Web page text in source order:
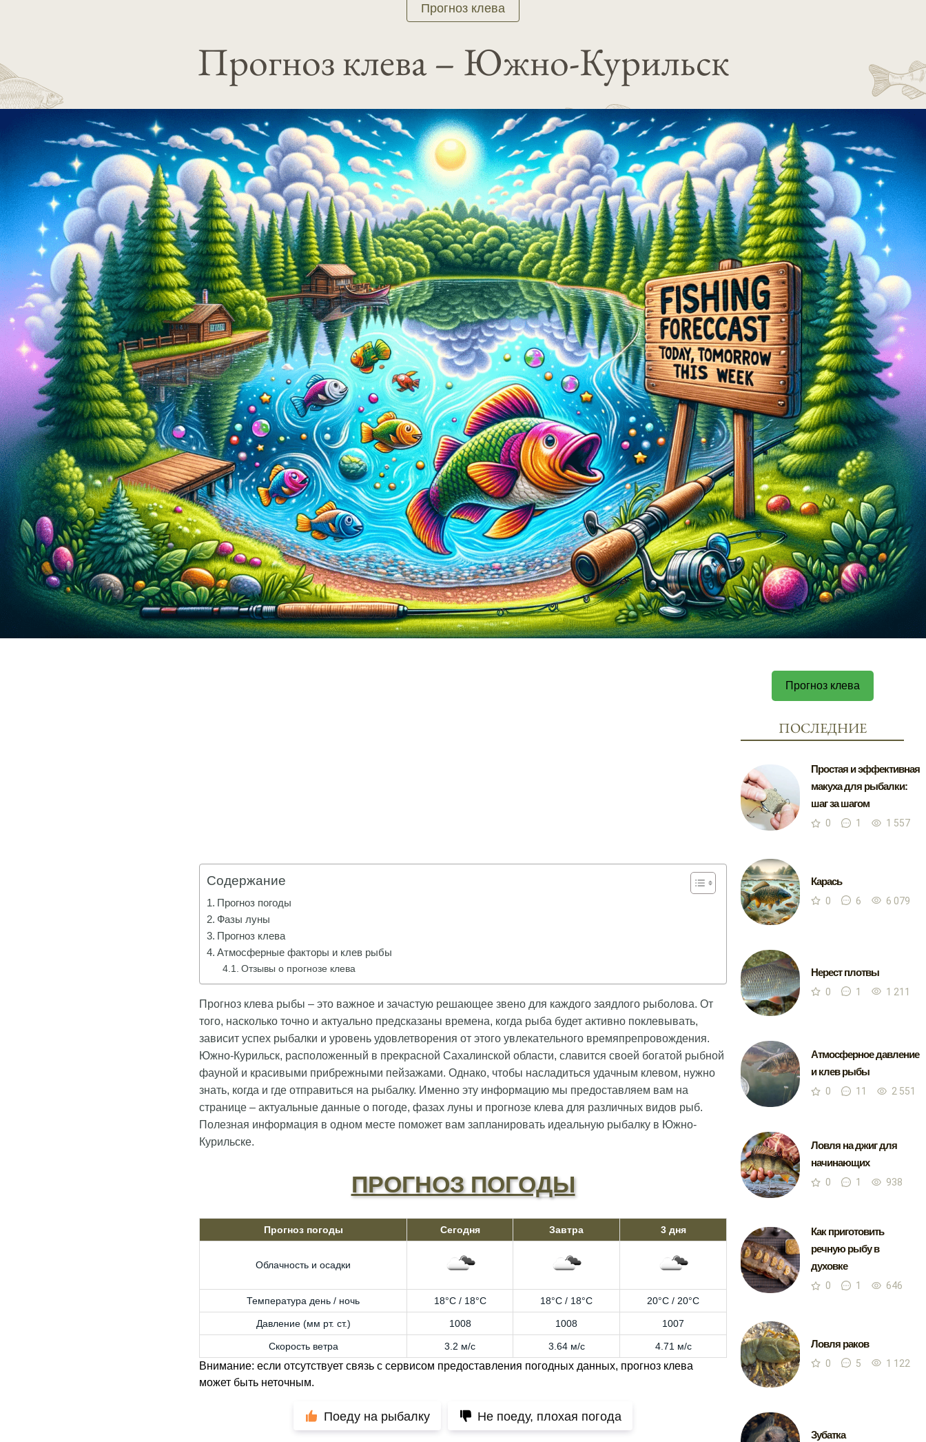
Прогноз клева
Прогноз клева – Южно-Курильск
Содержание
Прогноз погоды
Фазы луны
Прогноз клева
Атмосферные факторы и клев рыбы
Отзывы о прогнозе клева
Прогноз клева рыбы – это важное и зачастую решающее звено для каждого заядлого рыболова. От
того, насколько точно и актуально предсказаны времена, когда рыба будет активно поклевывать,
зависит успех рыбалки и уровень удовлетворения от этого увлекательного времяпрепровождения.
Южно-Курильск, расположенный в прекрасной Сахалинской области, славится своей богатой рыбной
фауной и красивыми прибрежными пейзажами. Однако, чтобы насладиться удачным клевом, нужно
знать, когда и где отправиться на рыбалку. Именно эту информацию мы предоставляем вам на
странице – актуальные данные о погоде, фазах луны и прогнозе клева для различных видов рыб.
Полезная информация в одном месте поможет вам запланировать идеальную рыбалку в Южно-
Курильске.
ПРОГНОЗ ПОГОДЫ
Прогноз погоды Сегодня Завтра 3 дня
Облачность и осадки
Температура день / ночь 18°C / 18°C 18°C / 18°C 20°C / 20°C
Давление (мм рт. ст.) 1008 1008 1007
Скорость ветра 3.2 м/с 3.64 м/с 4.71 м/с
Внимание: если отсутствует связь с сервисом предоставления погодных данных, прогноз клева
может быть неточным.
Поеду на рыбалку Не поеду, плохая погода
Прогноз клева
ПОСЛЕДНИЕ
Простая и эффективная
макуха для рыбалки:
шаг за шагом
0 1 1 557
Карась
0 6 6 079
Нерест плотвы
0 1 1 211
Атмосферное давление
и клев рыбы
0 11 2 551
Ловля на джиг для
начинающих
0 1 938
Как приготовить
речную рыбу в
духовке
0 1 646
Ловля раков
0 5 1 122
Зубатка